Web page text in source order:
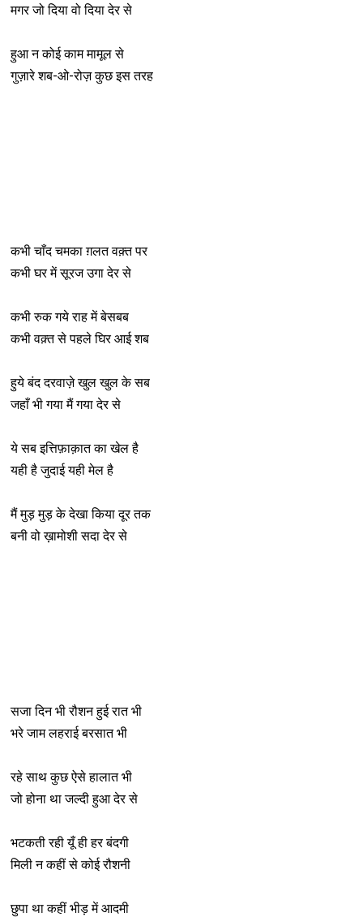
मगर जो दिया वो दिया देर से
हुआ न कोई काम मामूल से
गुज़ारे शब-ओ-रोज़ कुछ इस तरह
कभी चाँद चमका ग़लत वक़्त पर
कभी घर में सूरज उगा देर से
कभी रुक गये राह में बेसबब
कभी वक़्त से पहले घिर आई शब
हुये बंद दरवाज़े खुल खुल के सब
जहाँ भी गया मैं गया देर से
ये सब इत्तिफ़ाक़ात का खेल है
यही है जुदाई यही मेल है
मैं मुड़ मुड़ के देखा किया दूर तक
बनी वो ख़ामोशी सदा देर से
सजा दिन भी रौशन हुई रात भी
भरे जाम लहराई बरसात भी
रहे साथ कुछ ऐसे हालात भी
जो होना था जल्दी हुआ देर से
भटकती रही यूँ ही हर बंदगी
मिली न कहीं से कोई रौशनी
छुपा था कहीं भीड़ में आदमी